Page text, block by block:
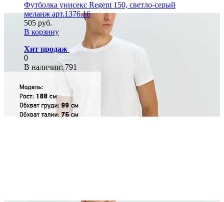
Футболка унисекс Regent 150, светло-серый
меланж арт.1376.16
505 руб.
В корзину
Хит продаж
0
В наличии: 791